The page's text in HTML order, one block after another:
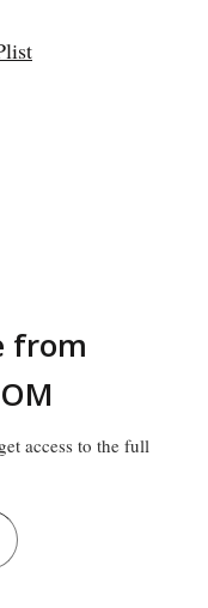
from
access to the full